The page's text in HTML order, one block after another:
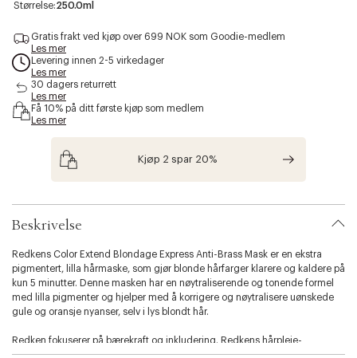
a
c
s
b
i
v
a
i
a
t
i
o
.
s
Størrelse:250.0ml
Gratis frakt ved kjøp over 699 NOK som Goodie-medlem
Les mer
Levering innen 2-5 virkedager
Les mer
30 dagers returrett
Les mer
Få 10% på ditt første kjøp som medlem
Les mer
Kjøp 2 spar 20%
Beskrivelse
Redkens Color Extend Blondage Express Anti-Brass Mask er en ekstra
pigmentert, lilla hårmaske, som gjør blonde hårfarger klarere og kaldere på
kun 5 minutter. Denne masken har en nøytraliserende og tonende formel
med lilla pigmenter og hjelper med å korrigere og nøytralisere uønskede
gule og oransje nyanser, selv i lys blondt hår.
Redken fokuserer på bærekraft og inkludering. Redkens hårpleie-
emballasje er resirkulerbar og består av opptil 93 % resirkulert plast.